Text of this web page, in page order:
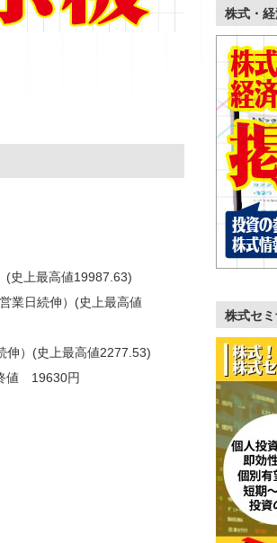
史上最高値19987.63)
日続伸）(史上最高値
）(史上最高値2277.53)
値 19630円
株式・
株式セ